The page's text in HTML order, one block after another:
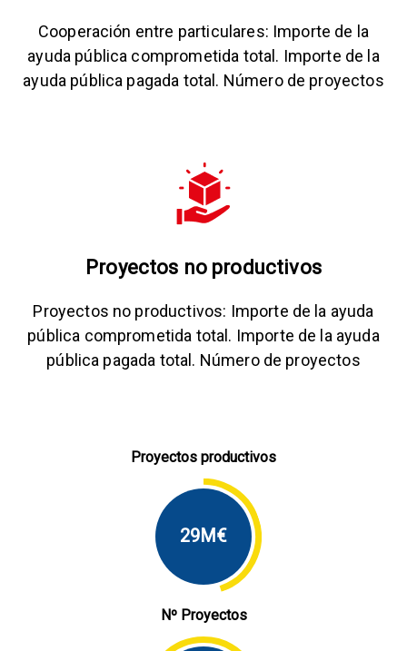
Cooperación entre particulares: Importe de la
ayuda pública comprometida total. Importe de la
ayuda pública pagada total. Número de proyectos
Proyectos no productivos
Proyectos no productivos: Importe de la ayuda
pública comprometida total. Importe de la ayuda
pública pagada total. Número de proyectos
Proyectos productivos
29M€
Nº Proyectos